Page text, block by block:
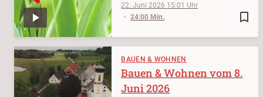
bookmark_border
22. Juni 2026 15:01
24:00 Min.
BAUEN & WOHNEN
Bauen & Wohnen vom 8.
Juni 2026